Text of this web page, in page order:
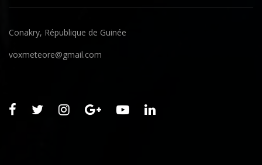
Conakry, République de Guinée
voxmeteore@gmail.com